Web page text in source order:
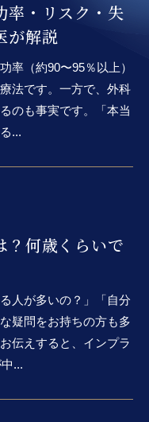
率・リスク・失
が解説
率（約90〜95％以上）
法です。一方で、外科
のも事実です。「本当
...
？何歳くらいで
人が多いの？」「自分
疑問をお持ちの方も多
伝えすると、インプラ
...